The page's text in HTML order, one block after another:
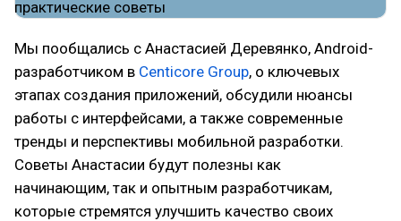
Мы пообщались с Анастасией Деревянко, Android-
разработчиком в Centicore Group, о ключевых
этапах создания приложений, обсудили нюансы
работы с интерфейсами, а также современные
тренды и перспективы мобильной разработки.
Советы Анастасии будут полезны как
начинающим, так и опытным разработчикам,
которые стремятся улучшить качество своих